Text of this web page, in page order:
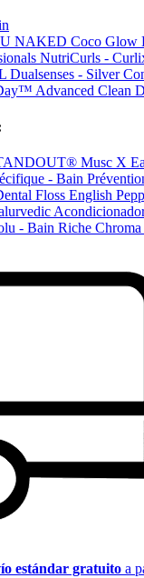
NAKED Coco Glow
NutriCurls -
- Silver
Advanced Clean
Musc X
- Bain
Floss English
- Bain Riche Chroma
estándar gratuito a